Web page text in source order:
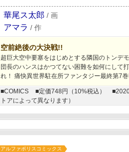
華尾ス太郎 / 画
アマラ / 作
空前絶後の大決戦!!
超巨大空中要塞をはじめとする隣国のトンデ
団長のハンスはかつてない困難を如何にし
れ！ 痛快異世界駐在所ファンタジー最終第7
■COMICS ■定価748円（10%税込）
トアによって異なります）
アルファポリスコミックス